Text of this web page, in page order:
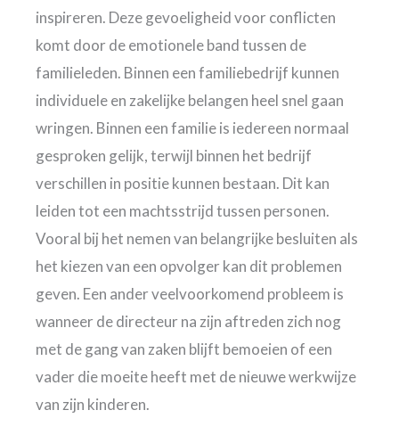
inspireren. Deze gevoeligheid voor conflicten
komt door de emotionele band tussen de
familieleden. Binnen een familiebedrijf kunnen
individuele en zakelijke belangen heel snel gaan
wringen. Binnen een familie is iedereen normaal
gesproken gelijk, terwijl binnen het bedrijf
verschillen in positie kunnen bestaan. Dit kan
leiden tot een machtsstrijd tussen personen.
Vooral bij het nemen van belangrijke besluiten als
het kiezen van een opvolger kan dit problemen
geven. Een ander veelvoorkomend probleem is
wanneer de directeur na zijn aftreden zich nog
met de gang van zaken blijft bemoeien of een
vader die moeite heeft met de nieuwe werkwijze
van zijn kinderen.